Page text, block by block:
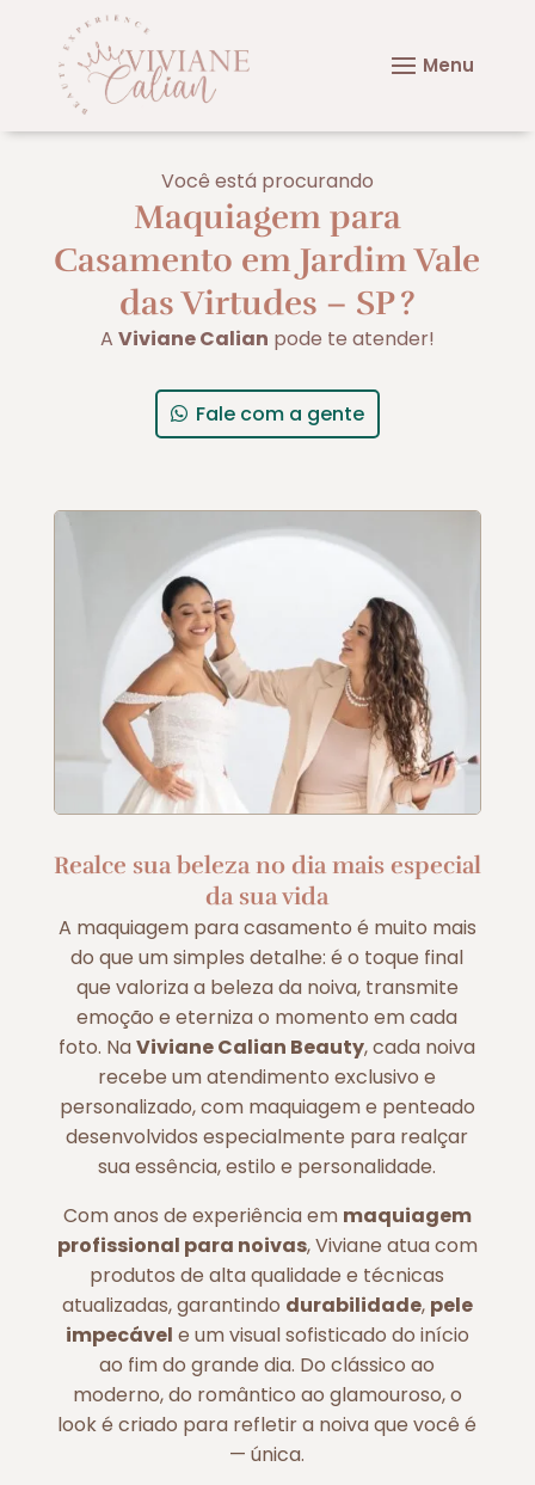
Você está procurando
Maquiagem para
Casamento em Jardim Vale
das Virtudes – SP?
A Viviane Calian pode te atender!
Fale com a gente
Realce sua beleza no dia mais especial
da sua vida
A maquiagem para casamento é muito mais
do que um simples detalhe: é o toque final
que valoriza a beleza da noiva, transmite
emoção e eterniza o momento em cada
foto. NaViviane Calian Beauty, cada noiva
recebe um atendimento exclusivo e
personalizado, com maquiagem e penteado
desenvolvidos especialmente para realçar
sua essência, estilo e personalidade.
Com anos de experiência em maquiagem
profissional para noivas, Viviane atua com
produtos de alta qualidade e técnicas
atualizadas, garantindo durabilidade, pele
impecável e um visual sofisticado do início
ao fim do grande dia. Do clássico ao
moderno, do romântico ao glamouroso, o
look é criado para refletir a noiva que você é
— única.